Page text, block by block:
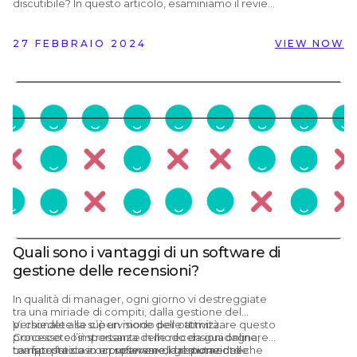
27 FEBBRAIO 2024 VIEW NOW
Quali sono i vantaggi di un software di
gestione delle recensioni?
In qualità di manager, ogni giorno vi destreggiate
tra una miriade di compiti, dalla gestione del
personale alla supervisione delle attività.
Conoscete l’importanza delle recensioni online,
ma fate fatica a occuparvene, dal momento che
Vi chiedete se c’è un modo per ottimizzare questo
processo così stressante in modo da guadagnare
tempo prezioso e preservare la reputazione
La risposta sta in un software di gestione delle